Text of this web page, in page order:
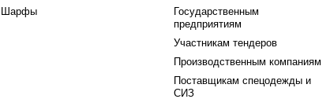
Шарфы
Государственным
предприятиям
Участникам тендеров
Производственным компаниям
Поставщикам спецодежды и
СИЗ